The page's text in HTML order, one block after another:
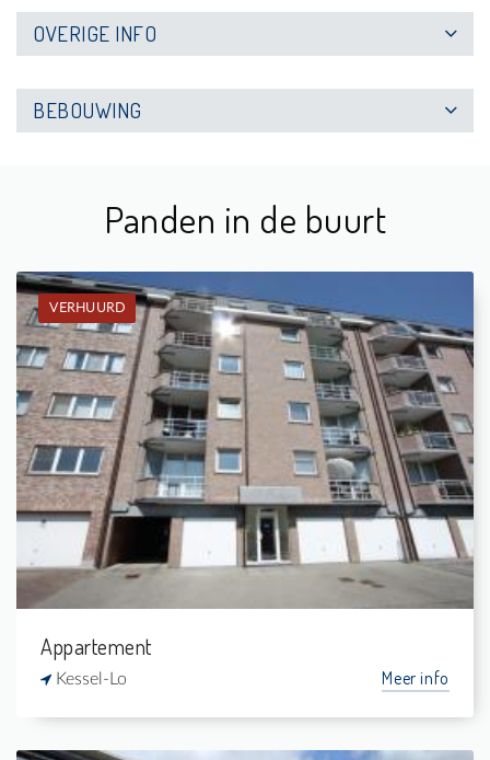
OVERIGE INFO
BEBOUWING
Panden in de buurt
VERHUURD
Verhuurd: Appartement
2
-
1
-
Appartement
Kessel-Lo Meer info